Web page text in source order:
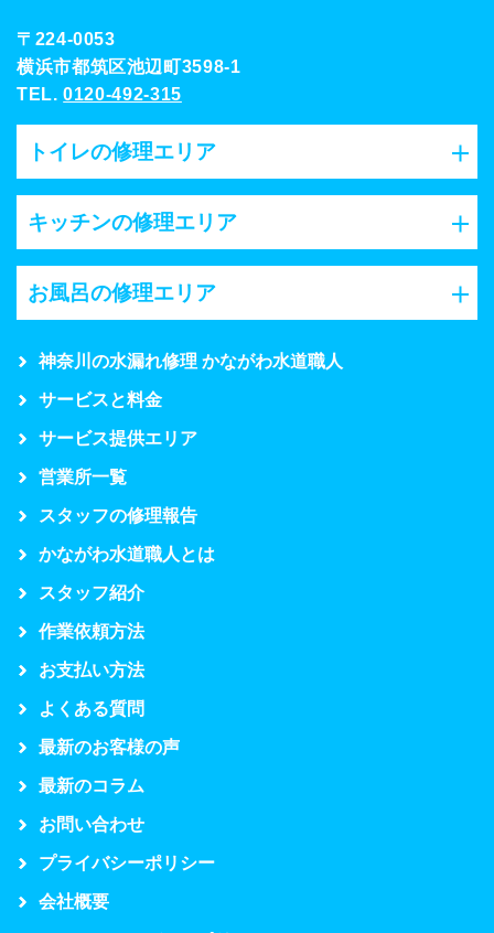
〒224-0053
横浜市都筑区池辺町3598-1
TEL.0120-492-315
トイレの修理エリア
キッチンの修理エリア
お風呂の修理エリア
神奈川の水漏れ修理 かながわ水道職人
サービスと料金
サービス提供エリア
営業所一覧
スタッフの修理報告
かながわ水道職人とは
スタッフ紹介
作業依頼方法
お支払い方法
よくある質問
最新のお客様の声
最新のコラム
お問い合わせ
プライバシーポリシー
会社概要